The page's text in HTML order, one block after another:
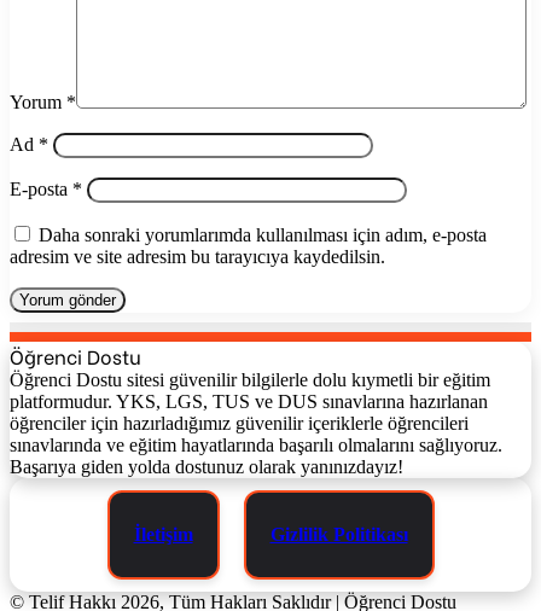
Yorum *
Ad *
E-posta *
Daha sonraki yorumlarımda kullanılması için adım, e-posta
adresim ve site adresim bu tarayıcıya kaydedilsin.
Öğrenci Dostu
Öğrenci Dostu sitesi güvenilir bilgilerle dolu kıymetli bir eğitim
platformudur. YKS, LGS, TUS ve DUS sınavlarına hazırlanan
öğrenciler için hazırladığımız güvenilir içeriklerle öğrencileri
sınavlarında ve eğitim hayatlarında başarılı olmalarını sağlıyoruz.
Başarıya giden yolda dostunuz olarak yanınızdayız!
İletişim Gizlilik Politikası
© Telif Hakkı 2026, Tüm Hakları Saklıdır | Öğrenci Dostu